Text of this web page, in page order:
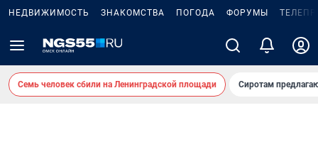
НЕДВИЖИМОСТЬ ЗНАКОМСТВА ПОГОДА ФОРУМЫ
Семь человек сбили на Ленинградской площади Сиротам